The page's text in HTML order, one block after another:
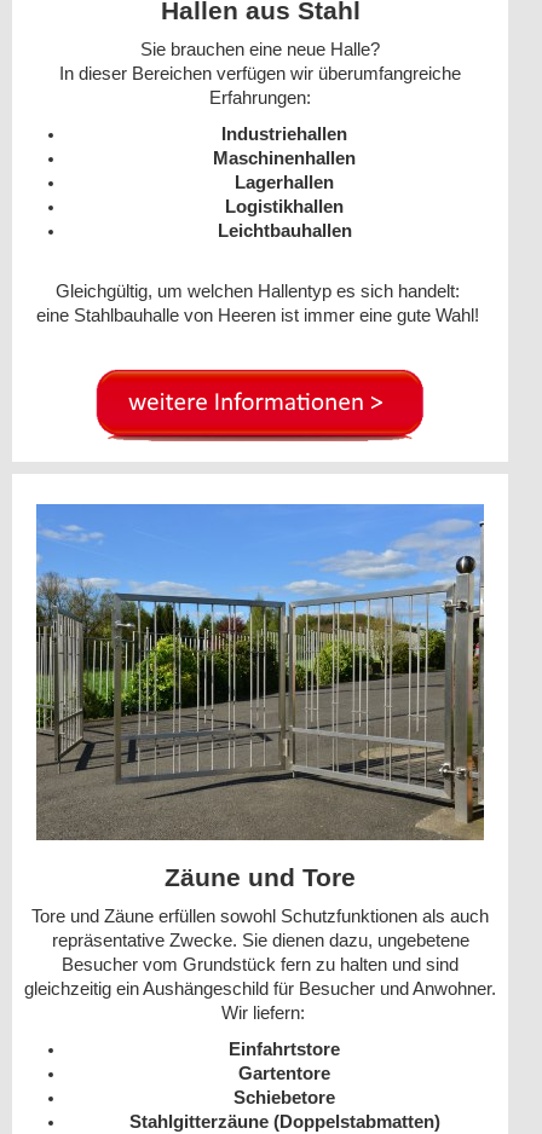
Hallen aus Stahl
Sie brauchen eine neue Halle?
In dieser Bereichen verfügen wir überumfangreiche
Erfahrungen:
Industriehallen
Maschinenhallen
Lagerhallen
Logistikhallen
Leichtbauhallen
Gleichgültig, um welchen Hallentyp es sich handelt:
eine Stahlbauhalle von Heeren ist immer eine gute Wahl!
Zäune und Tore
Tore und Zäune erfüllen sowohl Schutzfunktionen als auch
repräsentative Zwecke. Sie dienen dazu, ungebetene
Besucher vom Grundstück fern zu halten und sind
gleichzeitig ein Aushängeschild für Besucher und Anwohner.
Wir liefern:
Einfahrtstore
Gartentore
Schiebetore
Stahlgitterzäune (Doppelstabmatten)